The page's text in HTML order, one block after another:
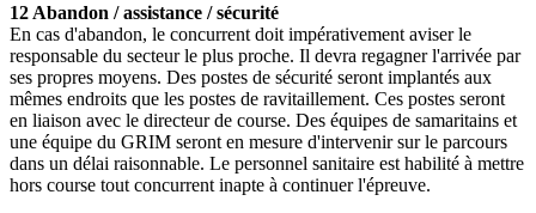
12 Abandon / assistance / sécurité
En cas d'abandon, le concurrent doit impérativement aviser le
responsable du secteur le plus proche. Il devra regagner l'arrivée par
ses propres moyens. Des postes de sécurité seront implantés aux
mêmes endroits que les postes de ravitaillement. Ces postes seront
en liaison avec le directeur de course. Des équipes de samaritains et
une équipe du GRIM seront en mesure d'intervenir sur le parcours
dans un délai raisonnable. Le personnel sanitaire est habilité à mettre
hors course tout concurrent inapte à continuer l'épreuve.